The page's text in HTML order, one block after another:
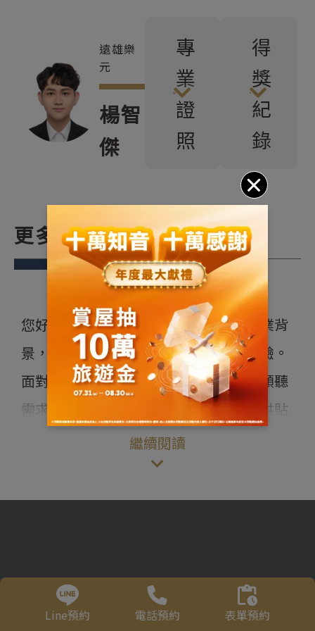
遠雄樂
元
楊智
傑
專
業
證
照
得
獎
紀
錄
更多關於我
您好，我是楊智傑，具備不動產估價專業背
景，累積市場分析與與價值評估實務經驗。
面對每一位客戶，我始終以真誠與耐心傾聽
需求，細心陪伴您了解每個選擇，並提供貼
近生活的購屋建議。在變化多端的市場中，
期望以專業為您把關，讓每一步都走得安心
繼續閱讀
Line預約 電話預約 表單預約